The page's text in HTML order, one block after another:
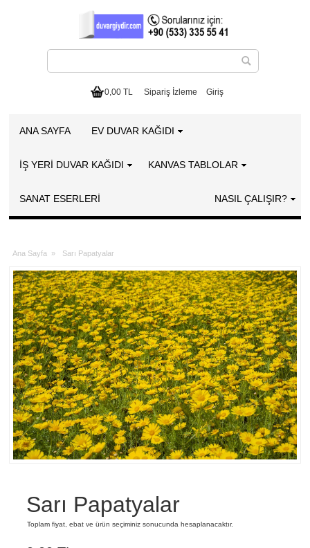
0,00 TL Sipariş İzleme Giriş
ANA SAYFA EV DUVAR KAĞIDI
İŞ YERİ DUVAR KAĞIDI KANVAS TABLOLAR
SANAT ESERLERI NASIL ÇALIŞIR?
Ana Sayfa » Sarı Papatyalar
Sarı Papatyalar
Toplam fiyat, ebat ve ürün seçiminiz sonucunda hesaplanacaktır.